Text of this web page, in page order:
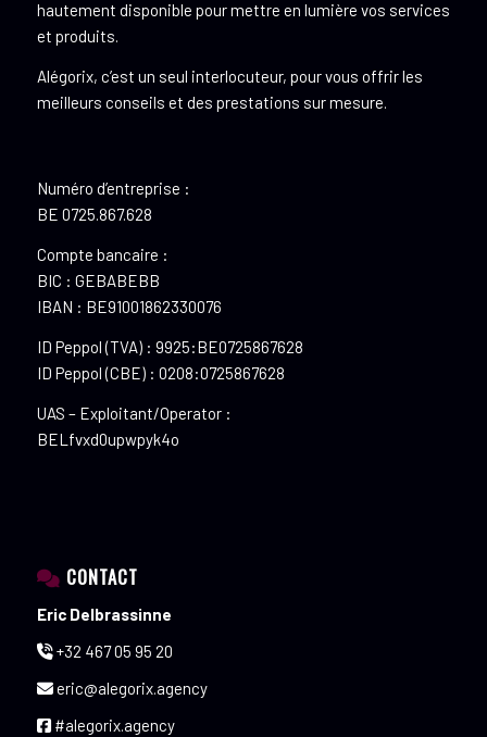
hautement disponible pour mettre en lumière vos services
et produits.
Alégorix, c’est un seul interlocuteur, pour vous offrir les
meilleurs conseils et des prestations sur mesure.
Numéro d’entreprise :
BE 0725.867.628
Compte bancaire :
BIC : GEBABEBB
IBAN : BE91001862330076
ID Peppol (TVA) : 9925:BE0725867628
ID Peppol (CBE) : 0208:0725867628
UAS – Exploitant/Operator :
BELfvxd0upwpyk4o
CONTACT
Eric Delbrassinne
+32 467 05 95 20
eric@alegorix.agency
#alegorix.agency